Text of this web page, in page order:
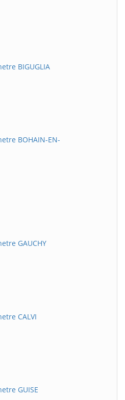
BIGUGLIA
BOHAIN-EN-
GAUCHY
CALVI
GUISE